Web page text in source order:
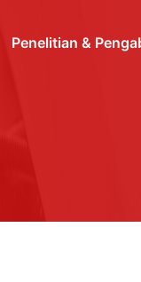
Penelitian &